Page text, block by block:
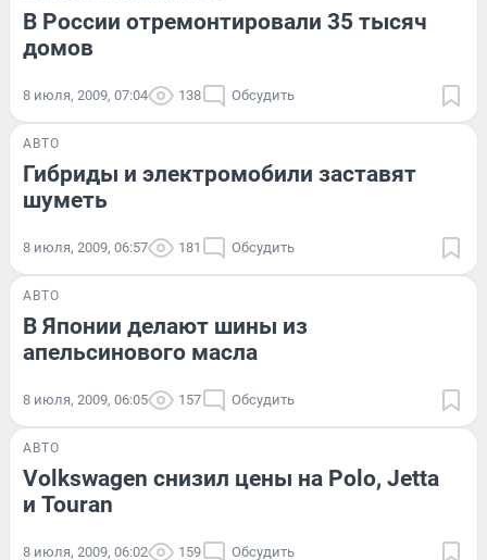
В России отремонтировали 35 тысяч
домов
8 июля, 2009, 07:04 138 Обсудить
АВТО
Гибриды и электромобили заставят
шуметь
8 июля, 2009, 06:57 181 Обсудить
АВТО
В Японии делают шины из
апельсинового масла
8 июля, 2009, 06:05 157 Обсудить
АВТО
Volkswagen снизил цены на Polo, Jetta
и Touran
8 июля, 2009, 06:02 159 Обсудить